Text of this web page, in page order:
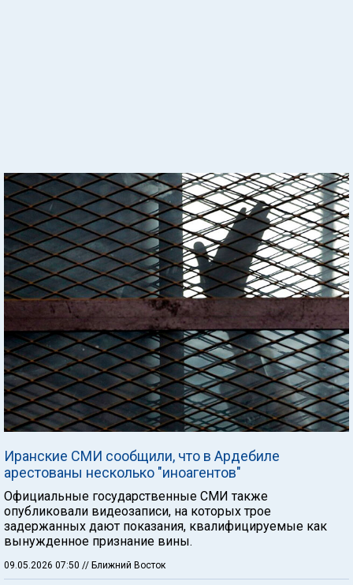
Иранские СМИ сообщили, что в Ардебиле
арестованы несколько "иноагентов"
Официальные государственные СМИ также
опубликовали видеозаписи, на которых трое
задержанных дают показания, квалифицируемые как
вынужденное признание вины.
09.05.2026 07:50 // Ближний Восток